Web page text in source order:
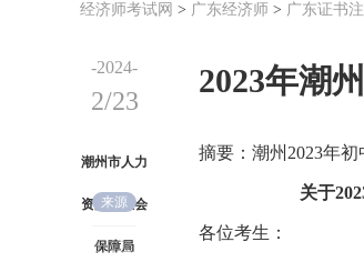
经济师考试网 > 广东经济师 > 广东证书
-2024-
2/23
潮州市人力
资源和社会
保障局
来源
分享至
2023年潮
摘要：潮州2023年
关于
各位考生：